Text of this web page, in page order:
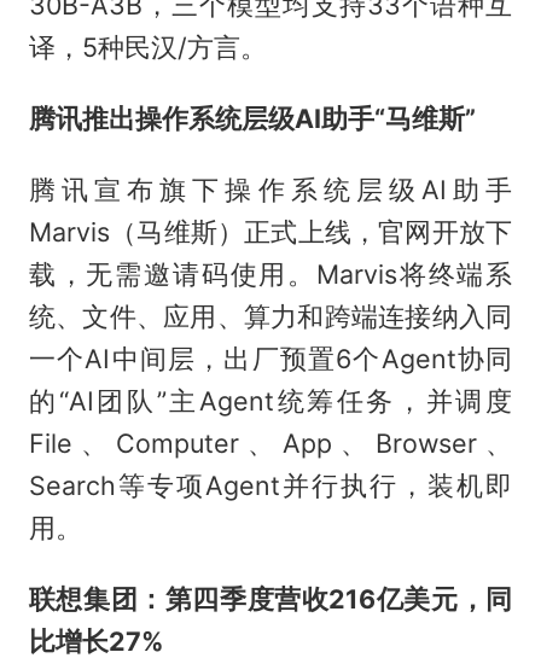
译，5种民汉/方言。
腾讯推出操作系统层级AI助手“马维斯”
腾讯宣布旗下操作系统层级AI助手
Marvis（马维斯）正式上线，官网开放下
载，无需邀请码使用。Marvis将终端系
统、文件、应用、算力和跨端连接纳入同
一个AI中间层，出厂预置6个Agent协同
的“AI团队”主Agent统筹任务，并调度
File、Computer、App、Browser、
Search等专项Agent并行执行，装机即
用。
联想集团：第四季度营收216亿美元，同
比增长27%